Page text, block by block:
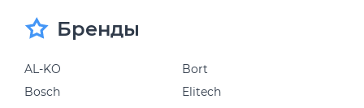
Бренды
AL-KO
Bort
Bosch
Elitech